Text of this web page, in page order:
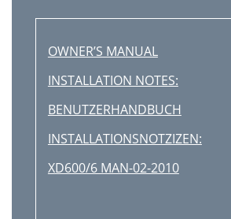
OWNER’S MANUAL
INSTALLATION NOTES:
BENUTZERHANDBUCH
INSTALLATIONSNOTZIZEN:
XD600/6 MAN-02-2010